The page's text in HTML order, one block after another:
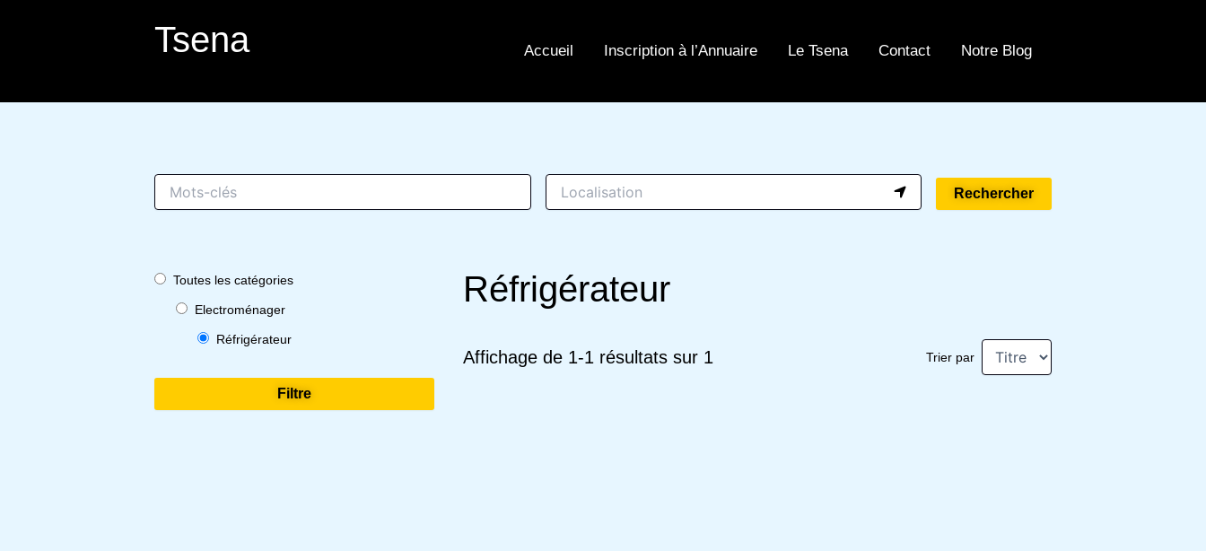
Tsena Accueil Inscription à l’Annuaire Le Tsena Contact Notre Blog
Rechercher
Toutes les catégories
Electroménager
Réfrigérateur
Filtre
Réfrigérateur
Affichage de 1-1 résultats sur 1 Trier par